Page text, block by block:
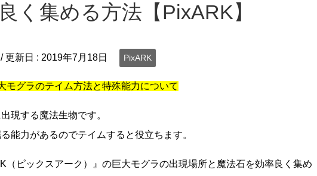
く集める方法【PixARK】
/ 更新日 : 2019年7月18日 PixARK
モグラのテイム方法と特殊能力について
現する魔法生物です。
能力があるのでテイムすると役立ちます。
（ピックスアーク）』の巨大モグラの出現場所と魔法石を効率良く集め